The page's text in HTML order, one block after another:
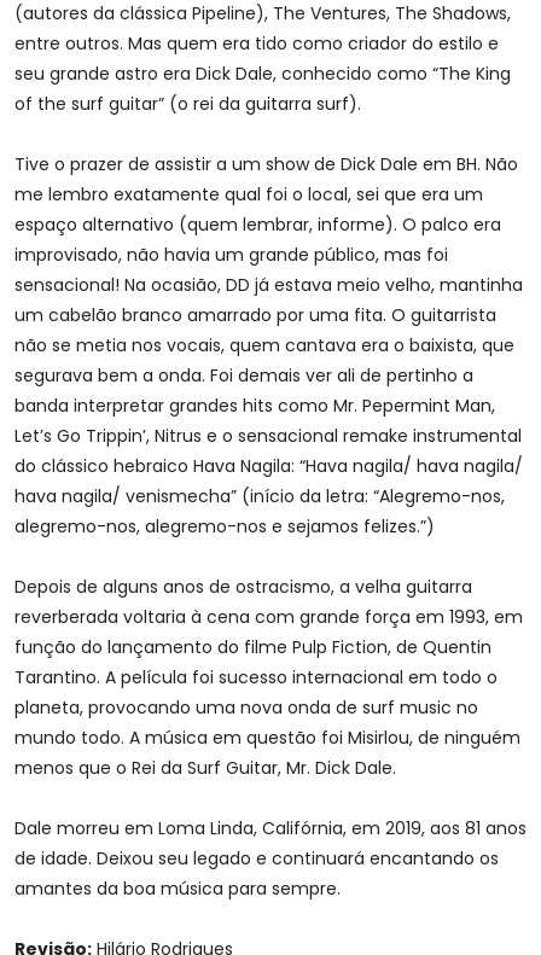
(autores da clássica Pipeline), The Ventures, The Shadows,
entre outros. Mas quem era tido como criador do estilo e
seu grande astro era Dick Dale, conhecido como “The King
of the surf guitar” (o rei da guitarra surf).
Tive o prazer de assistir a um show de Dick Dale em BH. Não
me lembro exatamente qual foi o local, sei que era um
espaço alternativo (quem lembrar, informe). O palco era
improvisado, não havia um grande público, mas foi
sensacional! Na ocasião, DD já estava meio velho, mantinha
um cabelão branco amarrado por uma fita. O guitarrista
não se metia nos vocais, quem cantava era o baixista, que
segurava bem a onda. Foi demais ver ali de pertinho a
banda interpretar grandes hits como Mr. Pepermint Man,
Let’s Go Trippin’, Nitrus e o sensacional remake instrumental
do clássico hebraico Hava Nagila: “Hava nagila/ hava nagila/
hava nagila/ venismecha” (início da letra: “Alegremo-nos,
alegremo-nos, alegremo-nos e sejamos felizes.”)
Depois de alguns anos de ostracismo, a velha guitarra
reverberada voltaria à cena com grande força em 1993, em
função do lançamento do filme Pulp Fiction, de Quentin
Tarantino. A película foi sucesso internacional em todo o
planeta, provocando uma nova onda de surf music no
mundo todo. A música em questão foi Misirlou, de ninguém
menos que o Rei da Surf Guitar, Mr. Dick Dale.
Dale morreu em Loma Linda, Califórnia, em 2019, aos 81 anos
de idade. Deixou seu legado e continuará encantando os
amantes da boa música para sempre.
Revisão: Hilário Rodrigues